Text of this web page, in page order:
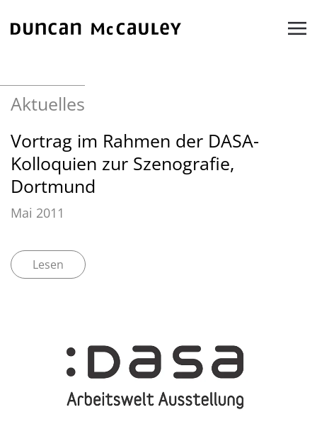
Zum Hauptinhalt springen
Aktuelles
Vortrag im Rahmen der DASA-
Kolloquien zur Szenografie,
Dortmund
Mai 2011
Lesen